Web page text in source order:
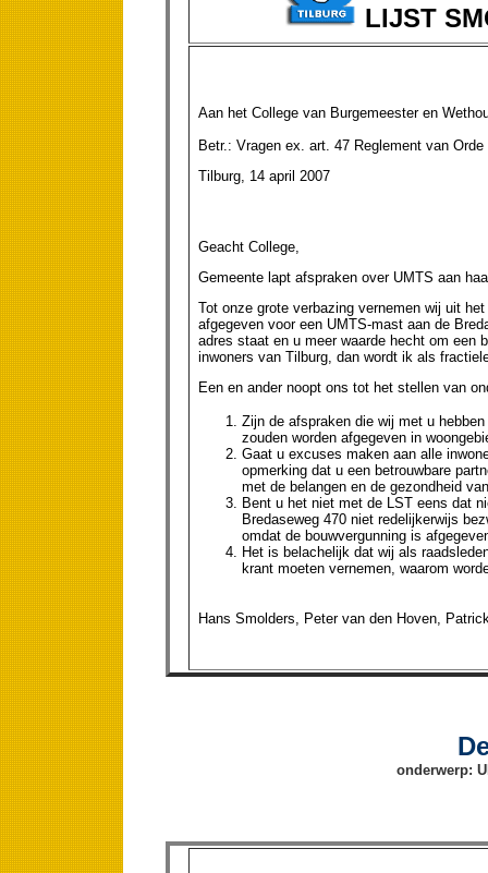
LIJST
Aan het College van Burgemeester en
Betr.: Vragen ex. art. 47 Reglement van Orde
Tilburg, 14 april 2007
Geacht College,
Gemeente lapt afspraken over UMTS aan
Tot onze grote verbazing vernemen wij uit
afgegeven voor een UMTS-mast aan de
adres staat en u meer waarde hecht om een
inwoners van Tilburg, dan wordt ik als
Een en ander noopt ons tot het stellen van
Zijn de afspraken die wij met u
zouden worden afgegeven in
Gaat u excuses maken aan alle
opmerking dat u een betrouwbare
met de belangen en de gezondheid
Bent u het niet met de LST eens dat
Bredaseweg 470 niet redelijkerwijs
omdat de bouwvergunning is
Het is belachelijk dat wij als
krant moeten vernemen, waarom
Hans Smolders, Peter van den Hoven,
onderwerp: